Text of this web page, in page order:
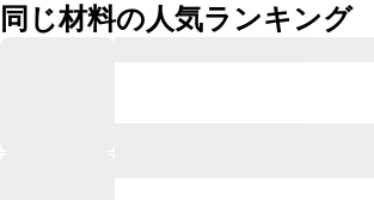
同じ材料の人気ランキング